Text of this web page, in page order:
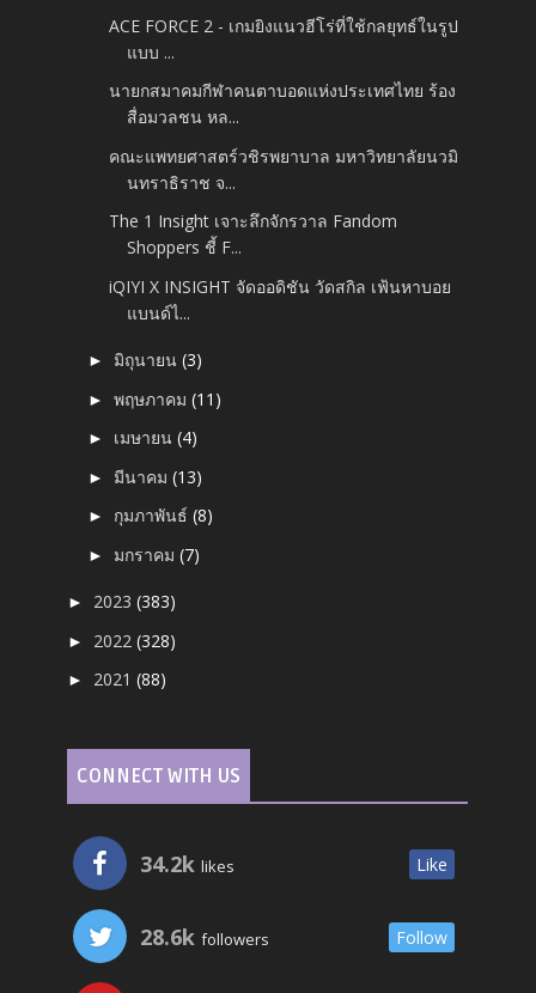
ACE FORCE 2 - เกมยิงแนวฮีโร่ที่ใช้กลยุทธ์ในรูป
แบบ ...
นายกสมาคมกีฬาคนตาบอดแห่งประเทศไทย ร้อง
สื่อมวลชน หล...
คณะแพทยศาสตร์วชิรพยาบาล มหาวิทยาลัยนวมิ
นทราธิราช จ...
The 1 Insight เจาะลึกจักรวาล Fandom
Shoppers ชี้ F...
iQIYI X INSIGHT จัดออดิชัน วัดสกิล เฟ้นหาบอย
แบนด์ไ...
► มิถุนายน(3)
►พฤษภาคม(11)
► เมษายน(4)
► มีนาคม(13)
► กุมภาพันธ์(8)
► มกราคม(7)
► 2023(383)
► 2022(328)
► 2021(88)
CONNECT WITH US
34.2k likes Like
28.6k followers Follow